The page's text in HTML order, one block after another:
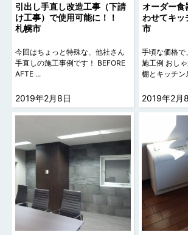
引出し手直し改造工事（下請
け工事）で使用可能に！！
札幌市
今回はちょっと特殊な、他社さん
手直しの施工事例です！ BEFORE
AFTE ...
2019年2月8日
オーダー食
わせてキ
市
手頃な価格
施工例 おし
棚とキッチン
2019年2月